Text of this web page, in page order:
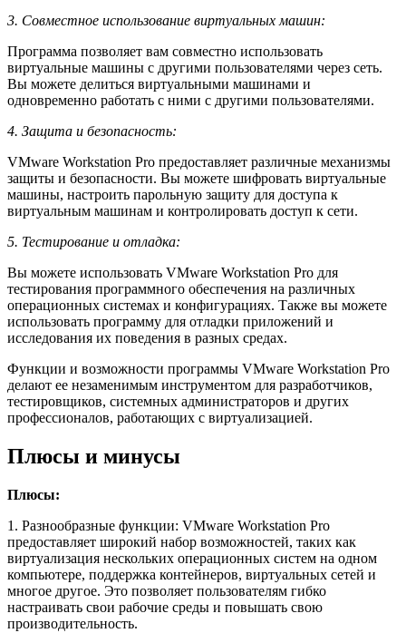
3. Совместное использование виртуальных машин:
Программа позволяет вам совместно использовать
виртуальные машины с другими пользователями через сеть.
Вы можете делиться виртуальными машинами и
одновременно работать с ними с другими пользователями.
4. Защита и безопасность:
VMware Workstation Pro предоставляет различные механизмы
защиты и безопасности. Вы можете шифровать виртуальные
машины, настроить парольную защиту для доступа к
виртуальным машинам и контролировать доступ к сети.
5. Тестирование и отладка:
Вы можете использовать VMware Workstation Pro для
тестирования программного обеспечения на различных
операционных системах и конфигурациях. Также вы можете
использовать программу для отладки приложений и
исследования их поведения в разных средах.
Функции и возможности программы VMware Workstation Pro
делают ее незаменимым инструментом для разработчиков,
тестировщиков, системных администраторов и других
профессионалов, работающих с виртуализацией.
Плюсы и минусы
Плюсы:
1. Разнообразные функции: VMware Workstation Pro
предоставляет широкий набор возможностей, таких как
виртуализация нескольких операционных систем на одном
компьютере, поддержка контейнеров, виртуальных сетей и
многое другое. Это позволяет пользователям гибко
настраивать свои рабочие среды и повышать свою
производительность.